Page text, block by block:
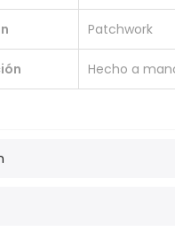
Patchwork
Hecho a